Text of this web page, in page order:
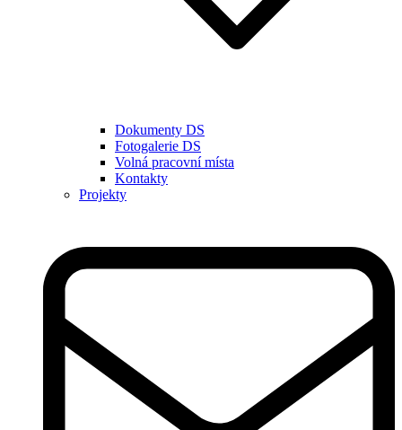
Dokumenty DS
Fotogalerie DS
Volná pracovní místa
Kontakty
Projekty